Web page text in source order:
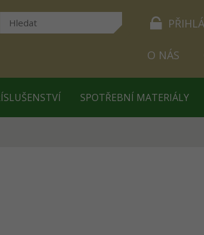
O NÁS
SPOTŘEBNÍ MATERIÁLY